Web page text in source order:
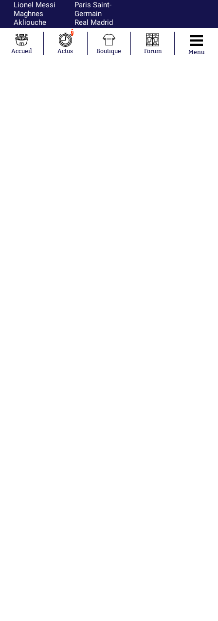
Lionel Messi
Maghnes
Akliouche
Mohamed
Salah
Neymar
Julián Álvarez
Paris Saint-
Germain
Real Madrid
Olympique de
Marseille
FC Barcelone
Accueil
7
Actus Boutique Forum Menu